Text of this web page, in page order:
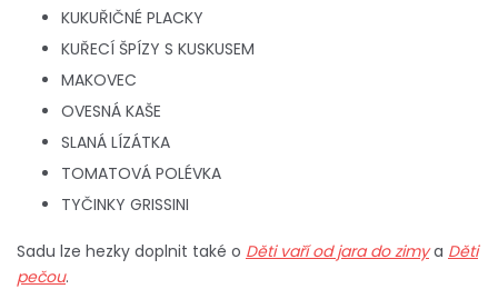
KUKUŘIČNÉ PLACKY
KUŘECÍ ŠPÍZY S KUSKUSEM
MAKOVEC
OVESNÁ KAŠE
SLANÁ LÍZÁTKA
TOMATOVÁ POLÉVKA
TYČINKY GRISSINI
Sadu lze hezky doplnit také o Děti vaří od jara do zimya Děti
pečou.